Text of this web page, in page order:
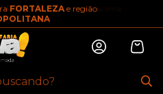
compra
BEMVINDO10 Abrir
FORTALEZAe região
· TENIS CASUAL